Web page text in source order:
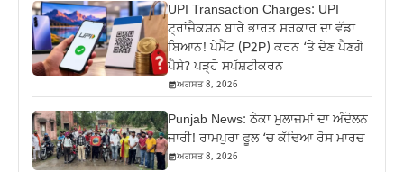
UPI Transaction Charges: UPI
ਟ੍ਰਾਂਜੈਕਸ਼ਨ ਬਾਰੇ ਭਾਰਤ ਸਰਕਾਰ ਦਾ ਵੱਡਾ
ਬਿਆਨ! ਪੇਮੈਂਟ (P2P) ਕਰਨ ‘ਤੇ ਦੇਣ ਪੈਣਗੇ
ਪੈਸੇ? ਪੜ੍ਹੋ ਸਪੱਸ਼ਟੀਕਰਨ
ਅਗਸਤ 8, 2026
Punjab News: ਠੇਕਾ ਮੁਲਾਜ਼ਮਾਂ ਦਾ ਅੰਦੋਲਨ
ਜਾਰੀ! ਰਾਮਪੁਰਾ ਫੂਲ ‘ਚ ਕੱਢਿਆ ਰੋਸ ਮਾਰਚ
ਅਗਸਤ 8, 2026